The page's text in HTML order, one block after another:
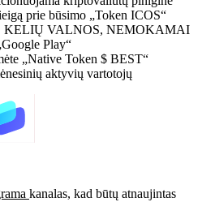
prie būsimo „Token ICOS“
KELIŲ VALNOS, NEMOKAMAI
Play“
„Native Token $ BEST“
aktyvių vartotojų
kanalas, kad būtų atnaujintas